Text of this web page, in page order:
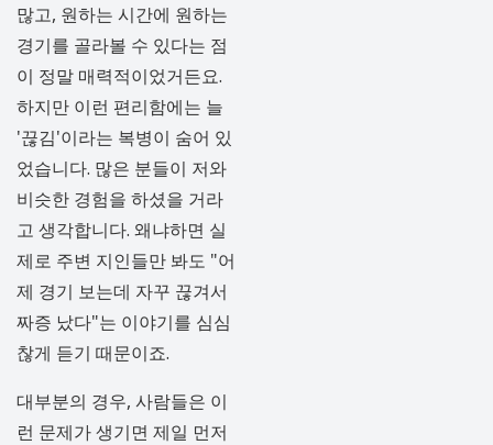
많고, 원하는 시간에 원하는
경기를 골라볼 수 있다는 점
이 정말 매력적이었거든요.
하지만 이런 편리함에는 늘
'끊김'이라는 복병이 숨어 있
었습니다. 많은 분들이 저와
비슷한 경험을 하셨을 거라
고 생각합니다. 왜냐하면 실
제로 주변 지인들만 봐도 "어
제 경기 보는데 자꾸 끊겨서
짜증 났다"는 이야기를 심심
찮게 듣기 때문이죠.
대부분의 경우, 사람들은 이
런 문제가 생기면 제일 먼저